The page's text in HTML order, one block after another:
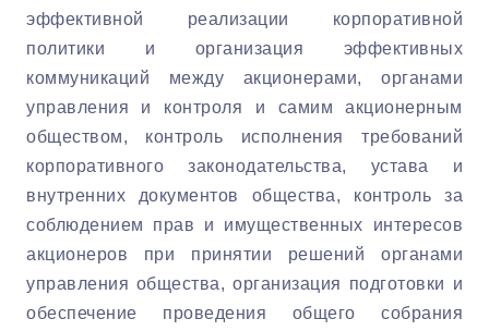
эффективной реализации корпоративной
политики и организация эффективных
коммуникаций между акционерами, органами
управления и контроля и самим акционерным
обществом, контроль исполнения требований
корпоративного законодательства, устава и
внутренних документов общества, контроль за
соблюдением прав и имущественных интересов
акционеров при принятии решений органами
управления общества, организация подготовки и
обеспечение проведения общего собрания